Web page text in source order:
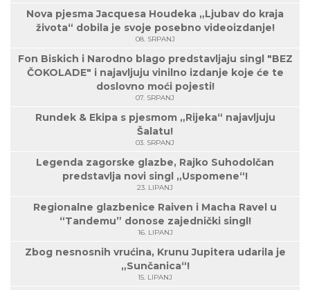
Nova pjesma Jacquesa Houdeka „Ljubav do kraja
života“ dobila je svoje posebno videoizdanje!
08. SRPANJ
Fon Biskich i Narodno blago predstavljaju singl "BEZ
ČOKOLADE" i najavljuju vinilno izdanje koje će te
doslovno moći pojesti!
07. SRPANJ
Rundek & Ekipa s pjesmom „Rijeka“ najavljuju
Šalatu!
03. SRPANJ
Legenda zagorske glazbe, Rajko Suhodolčan
predstavlja novi singl „Uspomene“!
23. LIPANJ
Regionalne glazbenice Raiven i Macha Ravel u
“Tandemu” donose zajednički singl!
16. LIPANJ
Zbog nesnosnih vrućina, Krunu Jupitera udarila je
„Sunčanica“!
15. LIPANJ